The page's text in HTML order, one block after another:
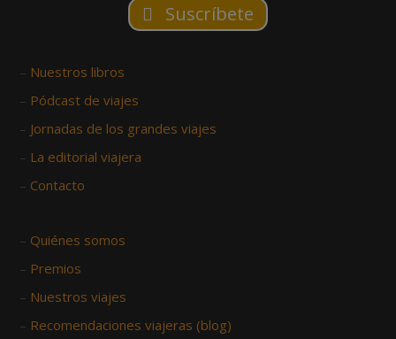
Suscríbete
– Nuestros libros
– Pódcast de viajes
– Jornadas de los grandes viajes
– La editorial viajera
– Contacto
– Quiénes somos
– Premios
– Nuestros viajes
– Recomendaciones viajeras (blog)